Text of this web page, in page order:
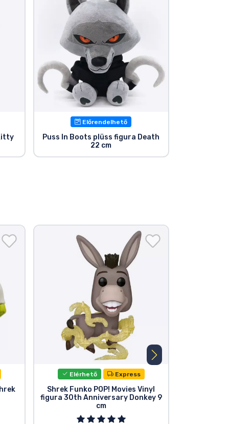
Előrendelhető
Puss In Boots plüss figura Death
22 cm
Elérhető Express
Shrek Funko POP! Movies Vinyl
figura 30th Anniversary Donkey 9
cm